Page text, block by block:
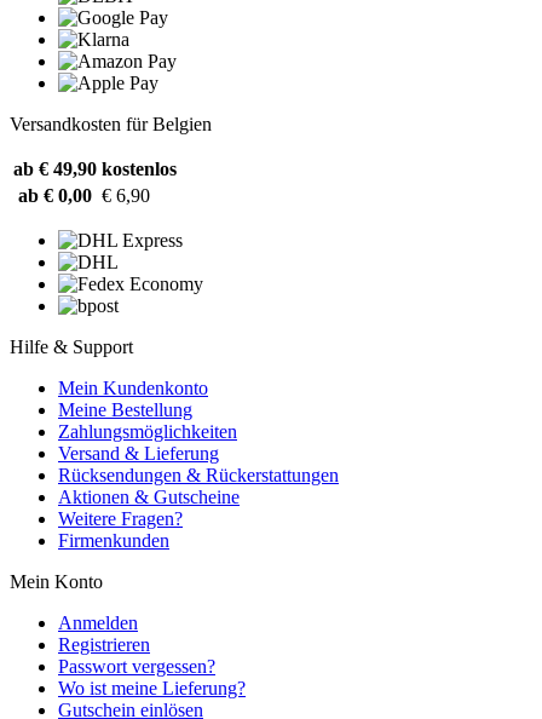
Versandkosten für Belgien
ab € 49,90 kostenlos
ab € 0,00 € 6,90
Hilfe & Support
Mein Kundenkonto
Meine Bestellung
Zahlungsmöglichkeiten
Versand & Lieferung
Rücksendungen & Rückerstattungen
Aktionen & Gutscheine
Weitere Fragen?
Firmenkunden
Mein Konto
Anmelden
Registrieren
Passwort vergessen?
Wo ist meine Lieferung?
Gutschein einlösen